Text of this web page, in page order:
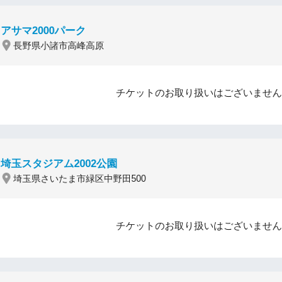
アサマ2000パーク
長野県小諸市高峰高原
チケットのお取り扱いはございません
埼玉スタジアム2002公園
埼玉県さいたま市緑区中野田500
チケットのお取り扱いはございません